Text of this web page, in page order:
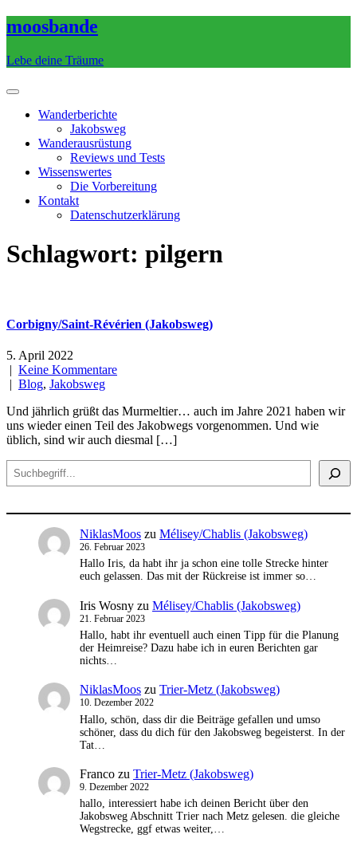
Skip
to
moosbande
Lebe deine Träume
Wanderberichte
Jakobsweg
Wanderausrüstung
Reviews und Tests
Wissenswertes
Die Vorbereitung
Kontakt
Datenschutzerklärung
Schlagwort: pilgern
Corbigny/Saint-Révérien (Jakobsweg)
5. April 2022
| Keine Kommentare
| Blog, Jakobsweg
Und jährlich grüßt das Murmeltier… auch im Jahre 2021 haben wir
uns wieder einen Teil des Jakobwegs vorgenommen. Und wie
üblich, sind wir auch diesmal […]
Suchen
NiklasMoos zu Mélisey/Chablis (Jakobsweg)
26. Februar 2023
Hallo Iris, da habt ihr ja schon eine tolle Strecke hinter
euch gelassen. Das mit der Rückreise ist immer so…
Iris Wosny zu Mélisey/Chablis (Jakobsweg)
21. Februar 2023
Hallo, habt ihr eventuell auch einen Tipp für die Planung
der Heimreise? Dazu habe ich in euren Berichten gar
nichts…
NiklasMoos zu Trier-Metz (Jakobsweg)
10. Dezember 2022
Hallo, schön, dass dir die Beiträge gefallen und umso
schöner, dass du dich für den Jakobsweg begeisterst. In der
Tat…
Franco zu Trier-Metz (Jakobsweg)
9. Dezember 2022
hallo, interessiert habe ich deinen Bericht über den
Jakobsweg Abschnitt Trier nach Metz gelesen. die gleiche
Wegstrecke, ggf etwas weiter,…